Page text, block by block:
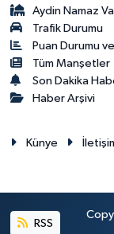
Aydin Namaz
Trafik Durumu
Puan Durumu
Tüm Manşetler
Son Dakika
Haber Arşivi
Künye
RSS